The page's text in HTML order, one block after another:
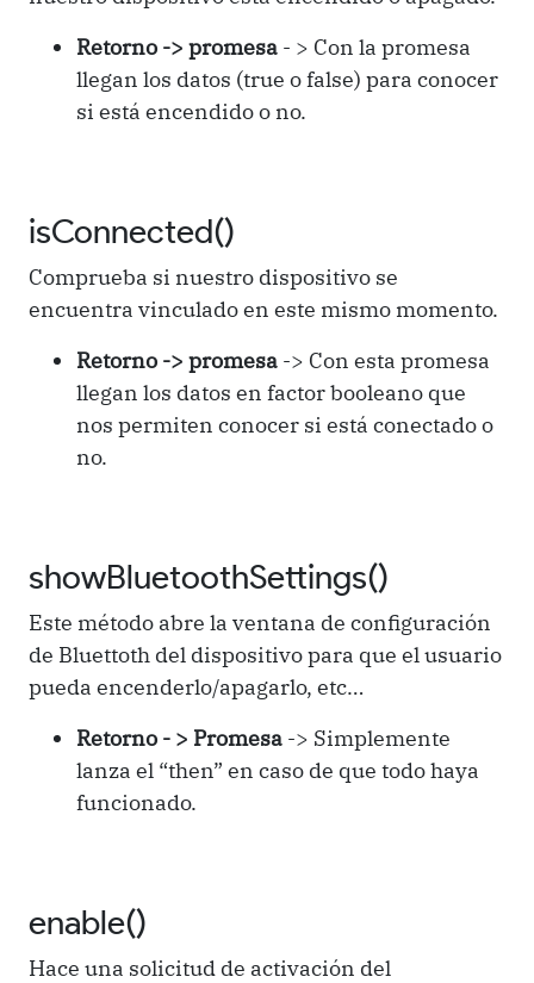
Retorno -> promesa - > Con la promesa
llegan los datos (true o false) para conocer
si está encendido o no.
isConnected()
Comprueba si nuestro dispositivo se
encuentra vinculado en este mismo momento.
Retorno -> promesa -> Con esta promesa
llegan los datos en factor booleano que
nos permiten conocer si está conectado o
no.
showBluetoothSettings()
Este método abre la ventana de configuración
de Bluettoth del dispositivo para que el usuario
pueda encenderlo/apagarlo, etc…
Retorno - > Promesa -> Simplemente
lanza el “then” en caso de que todo haya
funcionado.
enable()
Hace una solicitud de activación del